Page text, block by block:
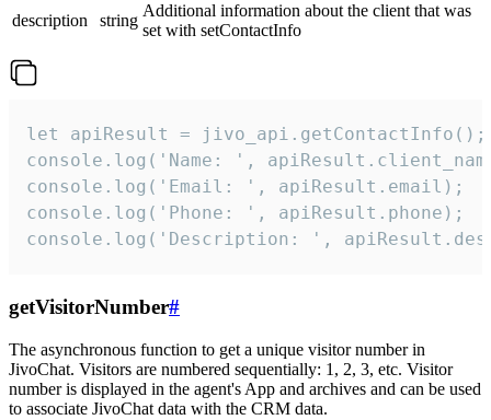
description
string
Additional information about the client that was
set with setContactInfo
let apiResult = jivo_api.getContactInfo();
console.log('Name: ',
console.log('Email: ', apiResult.email);
console.log('Phone: ', apiResult.phone);
console.log('Description: ',
getVisitorNumber#
The asynchronous function to get a unique visitor number in
JivoChat. Visitors are numbered sequentially: 1, 2, 3, etc. Visitor
number is displayed in the agent's App and archives and can be used
to associate JivoChat data with the CRM data.